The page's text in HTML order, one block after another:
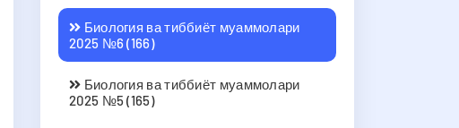
Биология ва тиббиёт муаммолари
2025 №6 (166)
Биология ва тиббиёт муаммолари
2025 №5 (165)